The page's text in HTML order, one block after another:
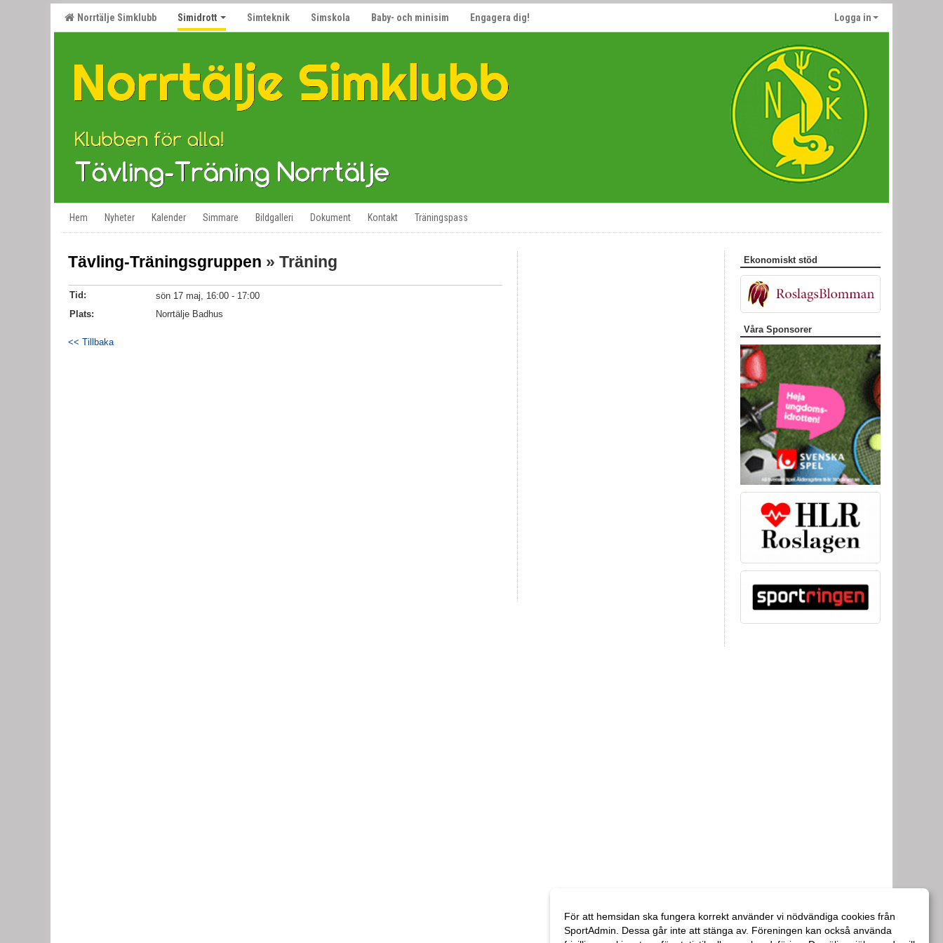
Norrtälje Simklubb Simidrott Simteknik Simskola Baby- och minisim Engagera dig! Logga in
Hem Nyheter Kalender Simmare Bildgalleri Dokument Kontakt Träningspass
Tävling-Träningsgruppen » Träning
Tid:
sön 17 maj, 16:00 - 17:00
Plats:
Norrtälje Badhus
<< Tillbaka
Ekonomiskt stöd
Våra Sponsorer
För att hemsidan ska fungera korrekt använder vi nödvändiga cookies från
SportAdmin. Dessa går inte att stänga av. Föreningen kan också använda